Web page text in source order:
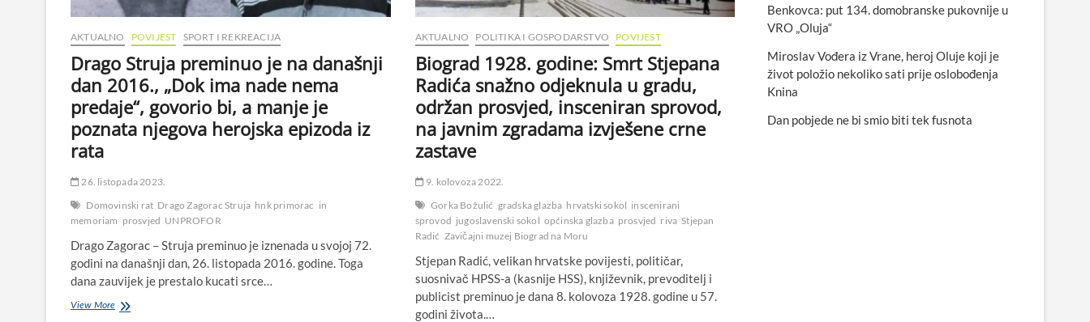
AKTUALNO POVIJEST SPORT I REKREACIJA
Drago Struja preminuo je na današnji
dan 2016., „Dok ima nade nema
predaje“, govorio bi, a manje je
poznata njegova herojska epizoda iz
rata
26. listopada 2023.
Domovinski rat Drago Zagorac Struja hnk primorac in
memoriam prosvjed UNPROFOR
Drago Zagorac – Struja preminuo je iznenada u svojoj 72.
godini na današnji dan, 26. listopada 2016. godine. Toga
dana zauvijek je prestalo kucati srce…
View MoreDrago
AKTUALNO POLITIKA I GOSPODARSTVO POVIJEST
Biograd 1928. godine: Smrt Stjepana
Radića snažno odjeknula u gradu,
održan prosvjed, insceniran sprovod,
na javnim zgradama izvješene crne
zastave
9. kolovoza 2022.
Gorka Božulić gradska glazba hrvatski sokol inscenirani
sprovod jugoslavenski sokol općinska glazba prosvjed riva Stjepan
Radić Zavičajni muzej Biograd na Moru
Stjepan Radić, velikan hrvatske povijesti, političar,
suosnivač HPSS-a (kasnije HSS), književnik, prevoditelj i
publicist preminuo je dana 8. kolovoza 1928. godine u 57.
godini života.…
Benkovca: put 134. domobranske pukovnije u
VRO „Oluja“
Miroslav Vođera iz Vrane, heroj Oluje koji je
život položio nekoliko sati prije oslobođenja
Knina
Dan pobjede ne bi smio biti tek fusnota